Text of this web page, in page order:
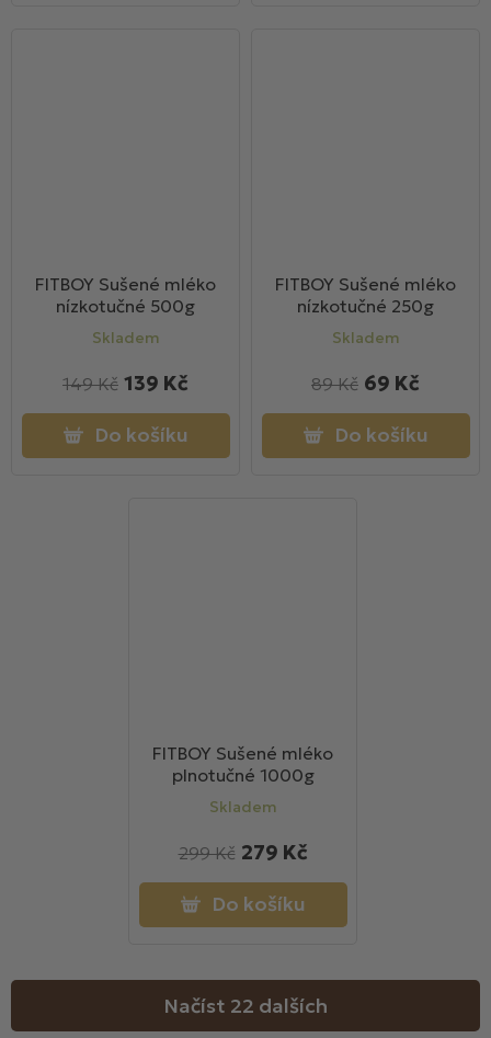
FITBOY Sušené mléko
nízkotučné 500g
Skladem
139 Kč
149 Kč
Do košíku
FITBOY Sušené mléko
nízkotučné 250g
Skladem
69 Kč
89 Kč
Do košíku
FITBOY Sušené mléko
plnotučné 1000g
Skladem
279 Kč
299 Kč
Do košíku
Načíst 22 dalších